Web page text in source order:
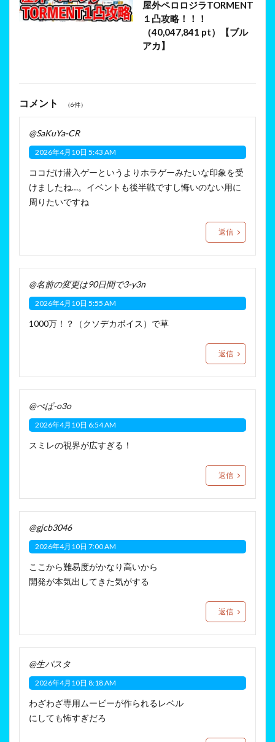
屋外ペロロジラTORMENT
１凸攻略！！！
（40,047,841 pt）【ブル
アカ】
コメント （6件）
@SaKuYa-CR
2026年4月10日 5:43 AM
ココだけ潜入ゲーというよりホラゲーみたいな印象を受
けましたね…。イベントも後半戦ですし悔いのない用に
周りたいですね
返信
@名前の変更は90日間で3-y3n
2026年4月10日 5:55 AM
1000万！？（クソデカボイス）で草
返信
@ぺぱ-o3o
2026年4月10日 6:54 AM
スミレの視界が広すぎる！
返信
@gjcb3046
2026年4月10日 7:00 AM
ここから難易度がかなり高いから
開発が本気出してきた気がする
返信
@生パスタ
2026年4月10日 8:18 AM
わざわざ専用ムービーが作られるレベル
にしても怖すぎだろ